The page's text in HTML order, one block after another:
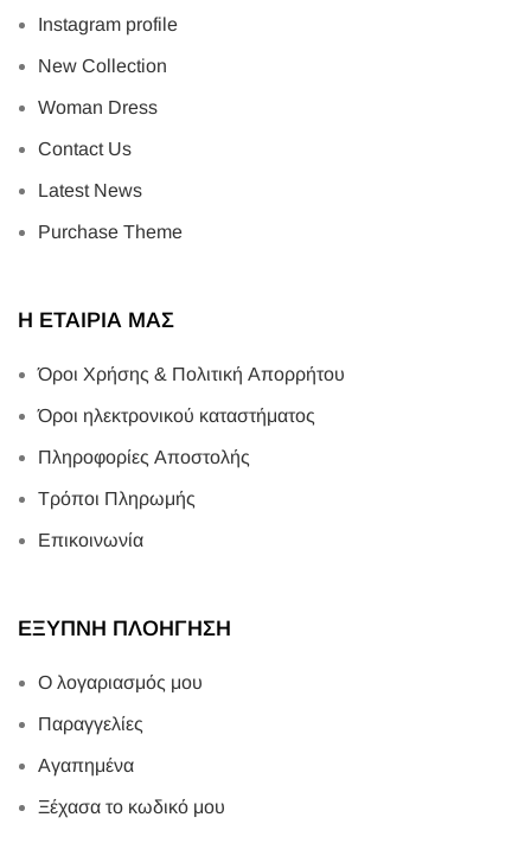
Instagram profile
New Collection
Woman Dress
Contact Us
Latest News
Purchase Theme
Η ΕΤΑΙΡΙΑ ΜΑΣ
Όροι Χρήσης & Πολιτική Απορρήτου
Όροι ηλεκτρονικού καταστήματος
Πληροφορίες Αποστολής
Τρόποι Πληρωμής
Επικοινωνία
ΕΞΥΠΝΗ ΠΛΟΗΓΗΣΗ
Ο λογαριασμός μου
Παραγγελίες
Αγαπημένα
Ξέχασα το κωδικό μου